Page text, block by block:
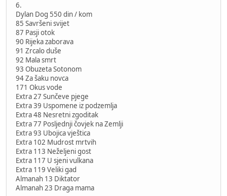
6.
Dylan Dog 550 din / kom
85 Savršeni svijet
87 Pasji otok
90 Rijeka zaborava
91 Zrcalo duše
92 Mala smrt
93 Obuzeta Sotonom
94 Za šaku novca
171 Okus vode
Extra 27 Sunčeve pjege
Extra 39 Uspomene iz podzemlja
Extra 48 Nesretni zgoditak
Extra 77 Posljednji čovjek na Zemlji
Extra 93 Ubojica vještica
Extra 102 Mudrost mrtvih
Extra 113 Neželjeni gost
Extra 117 U sjeni vulkana
Extra 119 Veliki gad
Almanah 13 Diktator
Almanah 23 Draga mama